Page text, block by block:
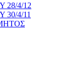
4/12
4/11